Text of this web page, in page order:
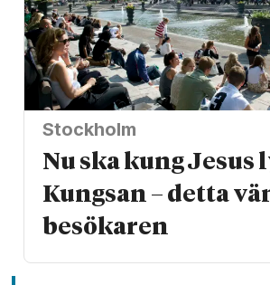
Stockholm
Nu ska kung Jesus
Kungsan – detta
besökaren